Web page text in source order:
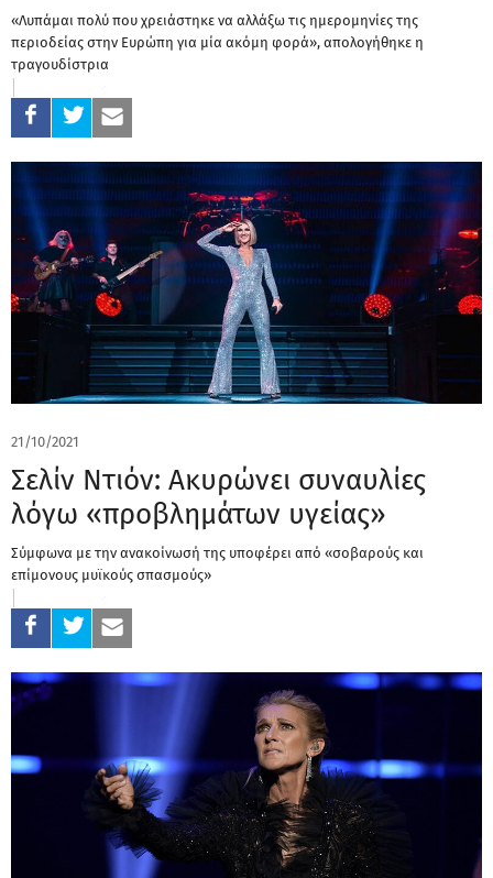
«Λυπάμαι πολύ που χρειάστηκε να αλλάξω τις ημερομηνίες της
περιοδείας στην Ευρώπη για μία ακόμη φορά», απολογήθηκε η
τραγουδίστρια
21/10/2021
Σελίν Ντιόν: Ακυρώνει συναυλίες
λόγω «προβλημάτων υγείας»
Σύμφωνα με την ανακοίνωσή της υποφέρει από «σοβαρούς και
επίμονους μυϊκούς σπασμούς»